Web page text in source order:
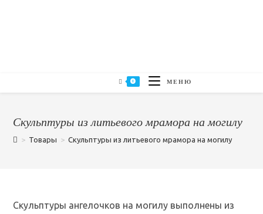
0 МЕНЮ
Скульптуры из литьевого мрамора на могилу
> Товары > Скульптуры из литьевого мрамора на могилу
Скульптуры ангелочков на могилу выполнены из